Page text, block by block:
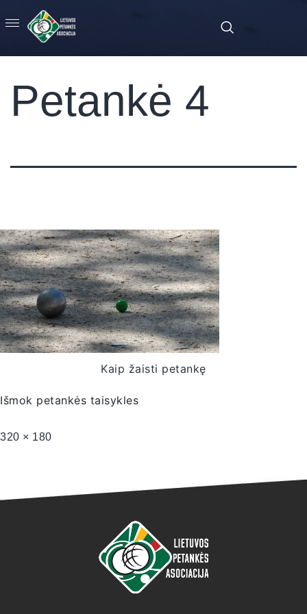
Petankė 4
Kaip žaisti petankę
Išmok petankės taisykles
320 × 180